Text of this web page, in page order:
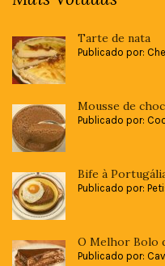
Tarte de nata
Publicado por:
Mousse de
Publicado por:
Bife à
Publicado por:
O Melhor Bolo
Publicado por: